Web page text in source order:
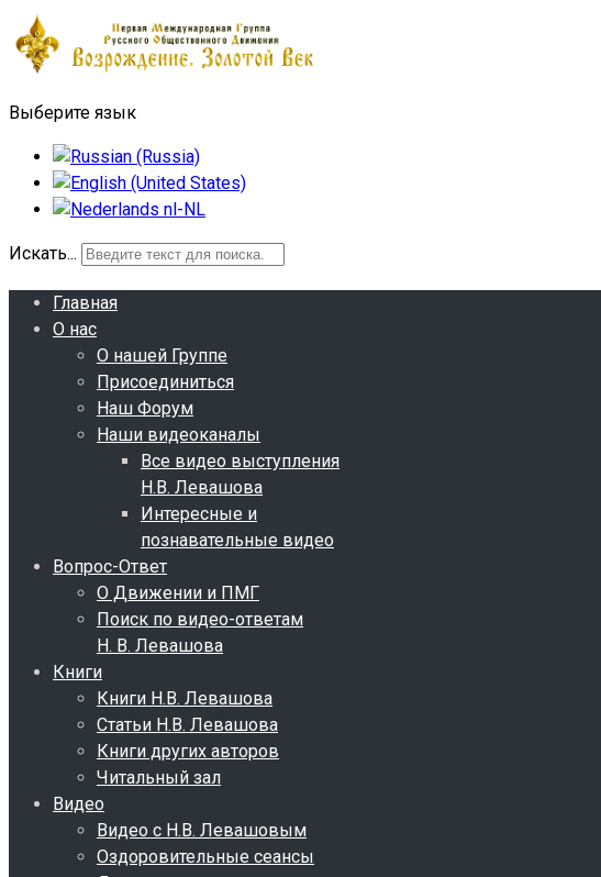
Выберите язык
Искать...
Главная
О нас
О нашей Группе
Присоединиться
Наш Форум
Наши видеоканалы
Все видео выступления
Н.В. Левашова
Интересные и
познавательные видео
Вопрос-Ответ
О Движении и ПМГ
Поиск по видео-ответам
Н. В. Левашова
Книги
Книги Н.В. Левашова
Статьи Н.В. Левашова
Книги других авторов
Читальный зал
Видео
Видео с Н.В. Левашовым
Оздоровительные сеансы